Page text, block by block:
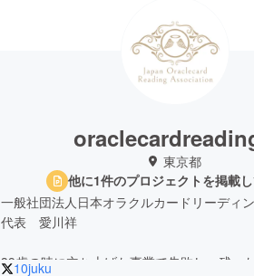
東京都
他に1件のプロジェクトを掲載
一般社団法人日本オラクルカードリーディ
代表 愛川祥
39歳の時に立ち上げた事業で失敗し、残っ
10juku